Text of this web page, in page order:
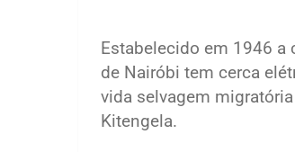
Estabelecido em 1946 a
de Nairóbi tem cerca
vida selvagem
Kitengela.